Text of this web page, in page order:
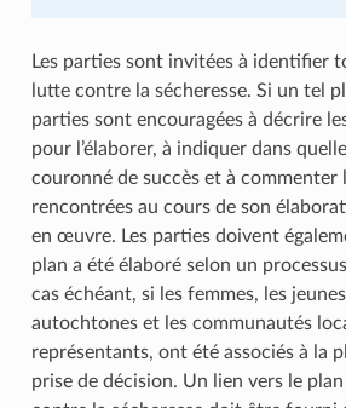
Les parties sont invitées à identifier
lutte contre la sécheresse. Si un tel
parties sont encouragées à décrire
pour l’élaborer, à indiquer dans
couronné de succès et à commenter
rencontrées au cours de son
en œuvre. Les parties doivent
plan a été élaboré selon un
cas échéant, si les femmes, les
autochtones et les communautés
représentants, ont été associés à la
prise de décision. Un lien vers le